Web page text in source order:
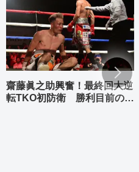
齋藤眞之助興奮！最終回大逆
転TKO初防衛 勝利目前の村